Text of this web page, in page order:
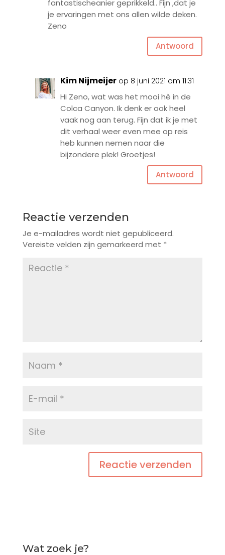
fantastischeanier geprikkeld.. Fijn ,dat je
je ervaringen met ons allen wilde deken.
Zeno
Antwoord
Kim Nijmeijer op 8 juni 2021 om 11:31
Hi Zeno, wat was het mooi hè in de
Colca Canyon. Ik denk er ook heel
vaak nog aan terug. Fijn dat ik je met
dit verhaal weer even mee op reis
heb kunnen nemen naar die
bijzondere plek! Groetjes!
Antwoord
Reactie verzenden
Je e-mailadres wordt niet gepubliceerd.
Vereiste velden zijn gemarkeerd met *
Wat zoek je?